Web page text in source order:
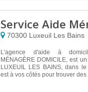
Service Aide
70300 Luxeuil Les Bains
L'agence d'aide à
MÉNAGÈRE DOMICILE, est
LUXEUIL LES BAINS, dans
est à vos côtés pour trouver